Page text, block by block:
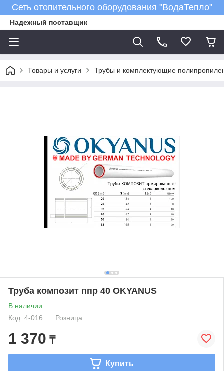
Сеть отопительного оборудования "ВодаТепло"
Надежный поставщик
Товары и услуги Трубы и комплектующие
Труба композит ппр 40 OKYANUS
В наличии
Код: 4-016
Розница
1 370 ₸
Купить